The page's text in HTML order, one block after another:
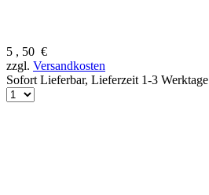
5 , 50 €
zzgl. Versandkosten
Sofort Lieferbar, Lieferzeit 1-3 Werktage